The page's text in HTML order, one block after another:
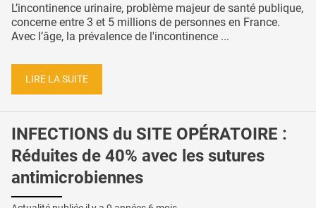
L’incontinence urinaire, problème majeur de santé publique,
concerne entre 3 et 5 millions de personnes en France.
Avec l’âge, la prévalence de l'incontinence ...
LIRE LA SUITE
INFECTIONS du SITE OPÉRATOIRE :
Réduites de 40% avec les sutures
antimicrobiennes